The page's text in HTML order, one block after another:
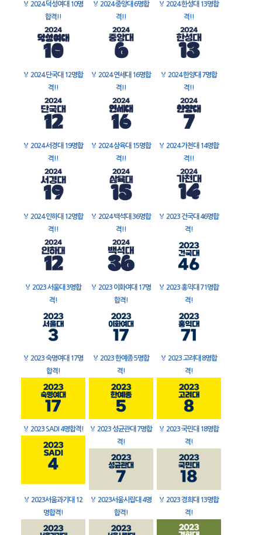
🏅 2024 덕성여대 10명
합격!!
🏅 2024 중앙대 6명합
격!!
🏅 2024 한성대 13명합
격!!
🏅 2024 단국대 12명합
격!!
🏅 2024 연세대 16명합
격!!
🏅 2024 한양대 7명합
격!!
🏅 2024 서경대 19명합
격!!
🏅 2024 삼육대 15명합
격!!
🏅 2024 가천대 14명합
격!!
🏅 2024 인하대 12명합
격!!
🏅 2024 백석대 36명합
격!!
🏅 2023 건국대 46명합
격!
🏅 2023 서울대 3명합
격!
🏅 2023 이화여대 17명
합격!
🏅 2023 홍익대 71명합
격!
🏅 2023 숙명여대 17명
합격!
🏅 2023 한예종 5명합
격!
🏅 2023 고려대 8명합
격!
🏅 2023 SADI 4명합격! 🏅 2023 성균관대 7명합
격!
🏅 2023 국민대 18명합
격!
🏅 2023서울과기대 12
명합격!
🏅 2023서울시립대 4명
합격!
🏅 2023 경희대 13명합
격!